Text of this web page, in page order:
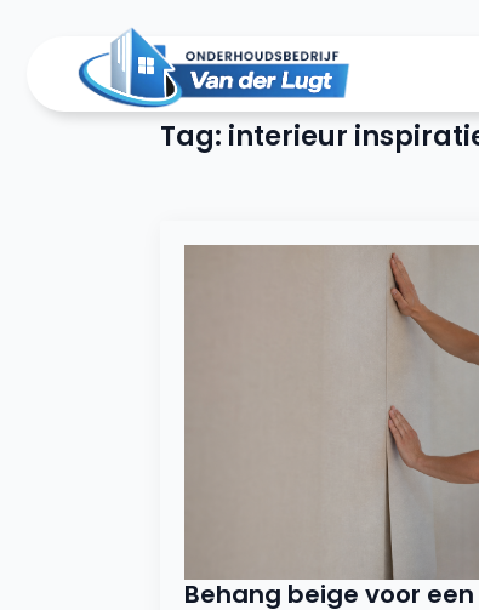
Tag: interieur
Behang beige voor